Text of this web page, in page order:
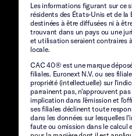
Les informations figurant sur ce
résidents des États-Unis et de la
destinées à être diffusées ni à
trouvant dans un pays ou une
et utilisation seraient contraires
locale.
CAC 40® est une marque
filiales. Euronext N.V. ou ses
propriété (intellectuelle) sur
parrainent pas, n'approuvent
implication dans l'émission et
ses filiales déclinent toute
dans les données sur lesquelles
faute ou omission dans le calcul